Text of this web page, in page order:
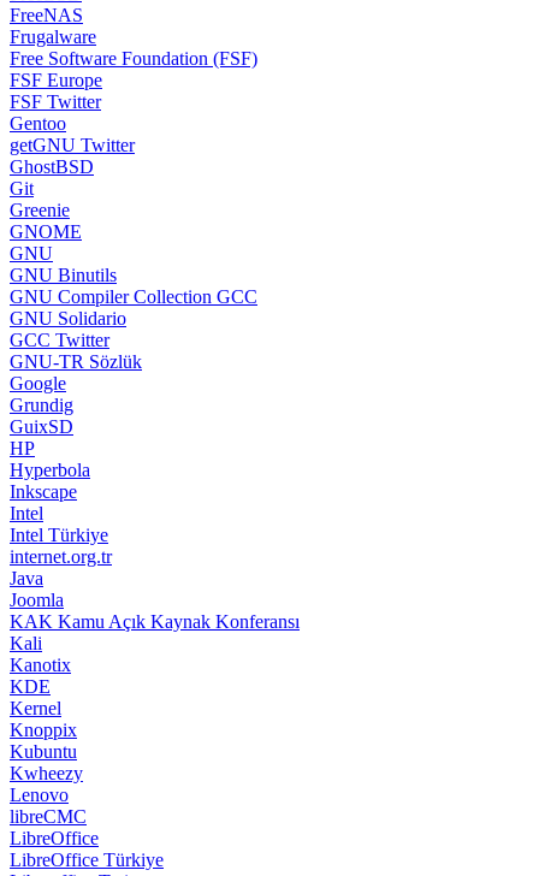
FreeNAS
Frugalware
Free Software Foundation (FSF)
FSF Europe
FSF Twitter
Gentoo
getGNU Twitter
GhostBSD
Git
Greenie
GNOME
GNU
GNU Binutils
GNU Compiler Collection GCC
GNU Solidario
GCC Twitter
GNU-TR Sözlük
Google
Grundig
GuixSD
HP
Hyperbola
Inkscape
Intel
Intel Türkiye
internet.org.tr
Java
Joomla
KAK Kamu Açık Kaynak Konferansı
Kali
Kanotix
KDE
Kernel
Knoppix
Kubuntu
Kwheezy
Lenovo
libreCMC
LibreOffice
LibreOffice Türkiye